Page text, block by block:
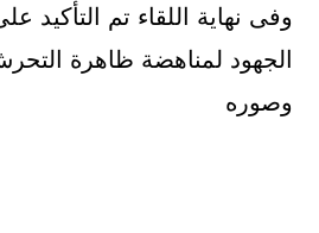
وفى نهاية اللقاء تم التأكيد
الجهود لمناهضة ظاهرة
وصوره